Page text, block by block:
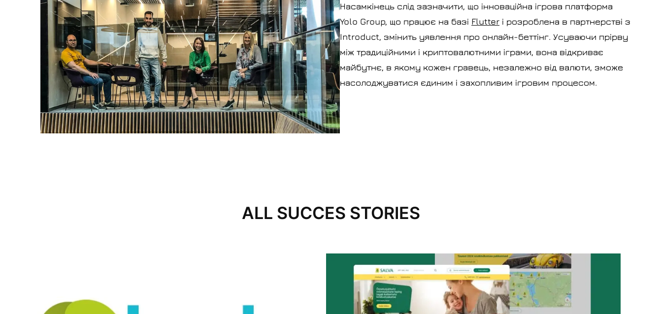
Насамкінець слід зазначити, що інноваційна ігрова платформа
Yolo Group, що працює на базі Flutter і розроблена в партнерстві з
Introduct, змінить уявлення про онлайн-беттінг. Усуваючи прірву
між традиційними і криптовалютними іграми, вона відкриває
майбутнє, в якому кожен гравець, незалежно від валюти, зможе
насолоджуватися єдиним і захопливим ігровим процесом.
ALL SUCCES STORIES